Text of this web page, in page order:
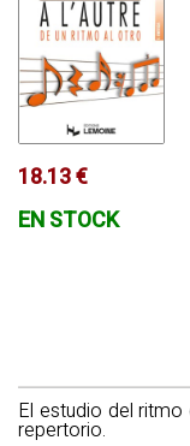
18.13 €
EN STOCK
El estudio del
repertorio.